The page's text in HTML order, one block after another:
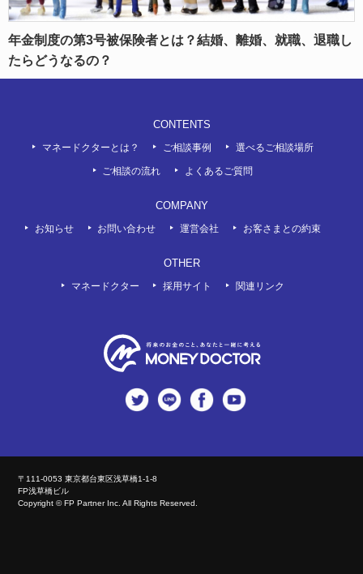
年金制度の第3号被保険者とは？結婚、離婚、就職、退職し
たらどうなるの？
CONTENTS
マネードクターとは？ ご相談事例 選べるご相談場所
ご相談の流れ よくあるご質問
COMPANY
お知らせ お問い合わせ 運営会社 お客さまとの約束
OTHER
マネードクター 採用サイト 関連リンク
twitter LINE Facebook
〒111-0053 東京都台東区浅草橋1-1-8
FP浅草橋ビル
Copyright © FP Partner Inc. All Rights Reserved.